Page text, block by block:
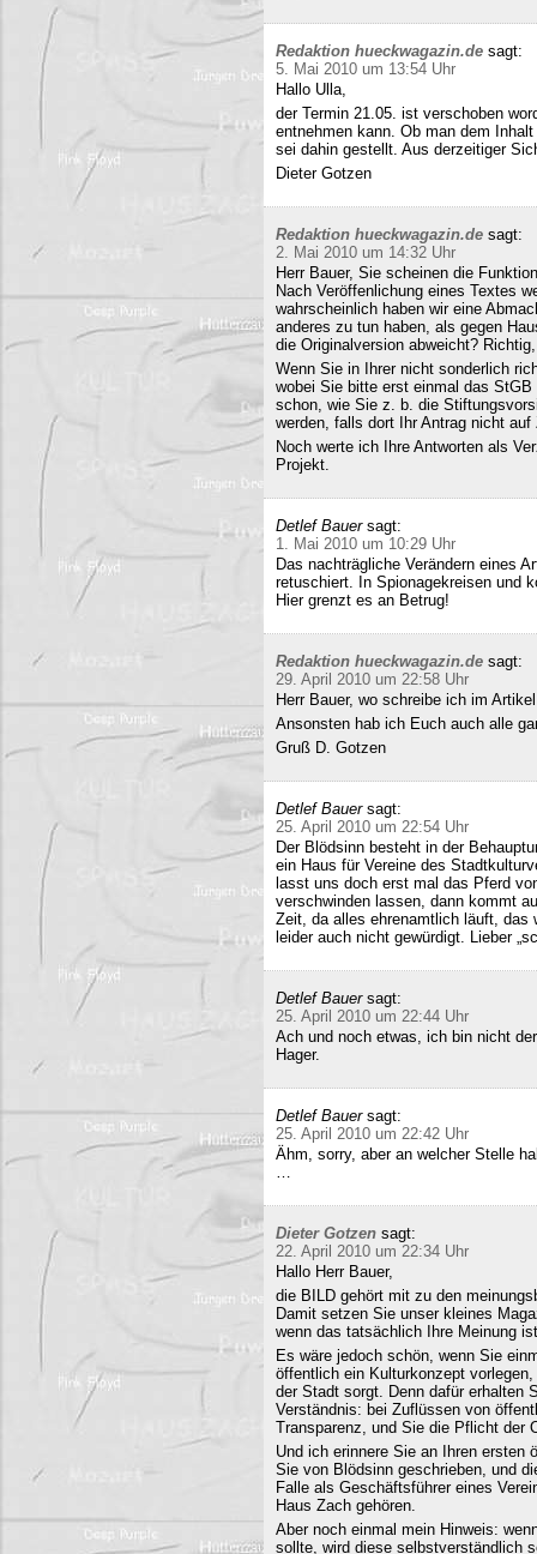
Redaktion hueckwagazin.de sagt:
5. Mai 2010 um 13:54 Uhr
Hallo Ulla,
der Termin 21.05. ist verschoben
entnehmen kann. Ob man dem
sei dahin gestellt. Aus derzeitiger
Dieter Gotzen
Redaktion hueckwagazin.de sagt:
2. Mai 2010 um 14:32 Uhr
Herr Bauer, Sie scheinen die
Nach Veröffenlichung eines Textes
wahrscheinlich haben wir eine
anderes zu tun haben, als gegen
die Originalversion abweicht?
Wenn Sie in Ihrer nicht sonderlich
wobei Sie bitte erst einmal das
schon, wie Sie z. b. die
werden, falls dort Ihr Antrag nicht
Noch werte ich Ihre Antworten als
Projekt.
Detlef Bauer sagt:
1. Mai 2010 um 10:29 Uhr
Das nachträgliche Verändern eines
retuschiert. In Spionagekreisen und
Hier grenzt es an Betrug!
Redaktion hueckwagazin.de sagt:
29. April 2010 um 22:58 Uhr
Herr Bauer, wo schreibe ich im
Ansonsten hab ich Euch auch alle
Gruß D. Gotzen
Detlef Bauer sagt:
25. April 2010 um 22:54 Uhr
Der Blödsinn besteht in der
ein Haus für Vereine des
lasst uns doch erst mal das Pferd
verschwinden lassen, dann kommt
Zeit, da alles ehrenamtlich läuft, das
leider auch nicht gewürdigt. Lieber
Detlef Bauer sagt:
25. April 2010 um 22:44 Uhr
Ach und noch etwas, ich bin nicht
Hager.
Detlef Bauer sagt:
25. April 2010 um 22:42 Uhr
Ähm, sorry, aber an welcher Stelle
…
Dieter Gotzen sagt:
22. April 2010 um 22:34 Uhr
Hallo Herr Bauer,
die BILD gehört mit zu den
Damit setzen Sie unser kleines
wenn das tatsächlich Ihre Meinung
Es wäre jedoch schön, wenn Sie
öffentlich ein Kulturkonzept
der Stadt sorgt. Denn dafür erhalten
Verständnis: bei Zuflüssen von
Transparenz, und Sie die Pflicht der
Und ich erinnere Sie an Ihren ersten
Sie von Blödsinn geschrieben, und
Falle als Geschäftsführer eines
Haus Zach gehören.
Aber noch einmal mein Hinweis:
sollte, wird diese selbstverständlich